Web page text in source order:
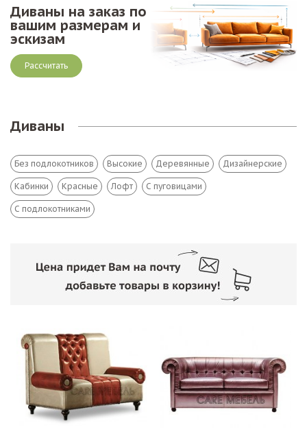
Диваны на заказ по
вашим размерам и
эскизам
Рассчитать
Диваны
Без подлокотников Высокие Деревянные Дизайнерские
Кабинки Красные Лофт С пуговицами
С подлокотниками